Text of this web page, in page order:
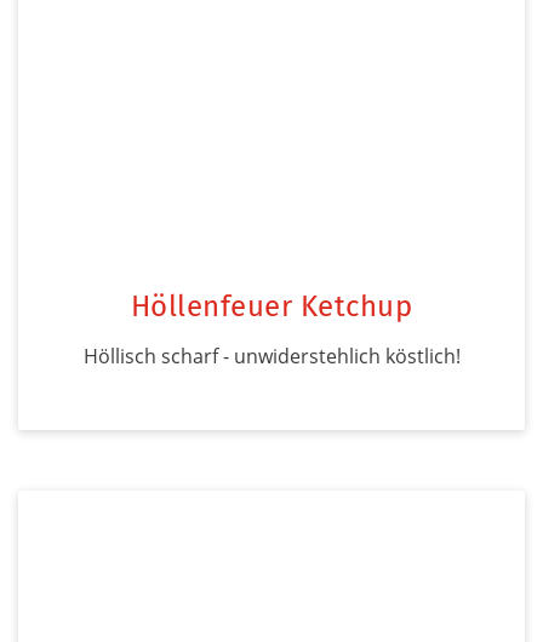
Höllenfeuer Ketchup
Höllisch scharf - unwiderstehlich köstlich!